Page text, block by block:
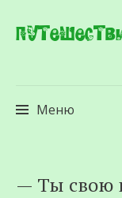
Меню
к
— Ты свою